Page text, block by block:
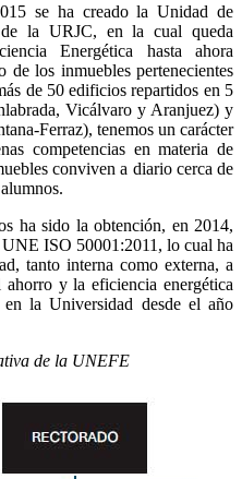
se ha creado la Unidad de
la URJC, en la cual queda
Energética hasta ahora
de los inmuebles pertenecientes
de 50 edificios repartidos en 5
Vicálvaro y Aranjuez) y
Ferraz), tenemos un carácter
competencias en materia de
conviven a diario cerca de
ha sido la obtención, en 2014,
ISO 50001:2011, lo cual ha
tanto interna como externa, a
ahorro y la eficiencia energética
la Universidad desde el año
de la UNEFE